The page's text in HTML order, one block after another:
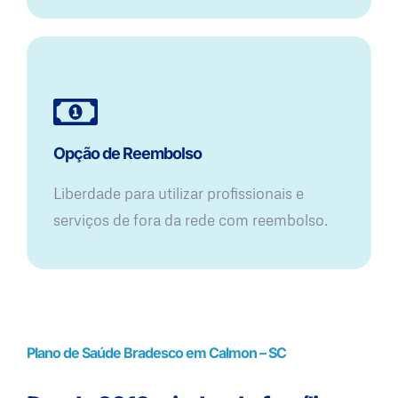
Opção de Reembolso
Liberdade para utilizar profissionais e
serviços de fora da rede com reembolso.
Plano de Saúde Bradesco em Calmon – SC